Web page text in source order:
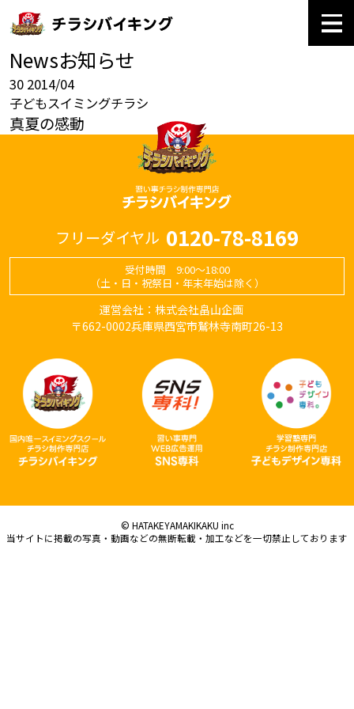
Newsお知らせ
30 2014/04
子どもスイミングチラシ
真夏の感動
フリーダイヤル 0120-78-8169
受付時間 9:00～18:00
（土・日・祝祭日・年末年始は除く）
運営会社：株式会社畠山企画
〒662-0002兵庫県西宮市鷲林寺南町26-13
© HATAKEYAMAKIKAKU inc
当サイトに掲載の写真・動画などの無断転載・加工などを一切禁止しております